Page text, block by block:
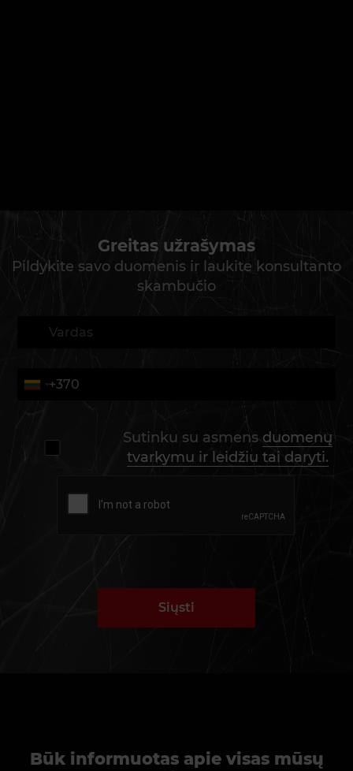
Greitas užrašymas
Pildykite savo duomenis ir laukite konsultanto
skambučio
Sutinku su asmensduomenų
tvarkymu ir leidžiu tai daryti.
Siųsti
Būk informuotas apie visas mūsų